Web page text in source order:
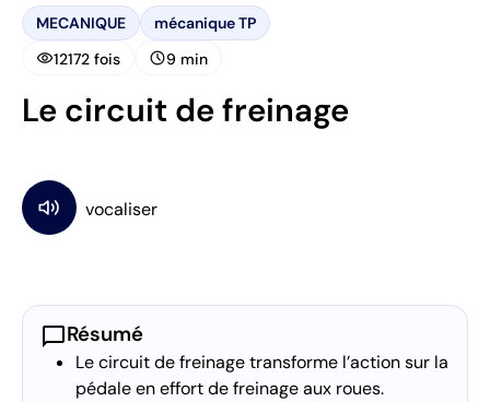
MECANIQUE mécanique TP
visibility12172 fois schedule9 min
Le circuit de freinage
chat_bubbleRésumé
Le circuit de freinage transforme l’action sur la
pédale en effort de freinage aux roues.